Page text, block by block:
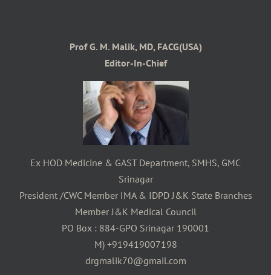
Prof G. M. Malik, MD, FACG(USA)
Editor-In-Chief
Ex HOD Medicine & GAST Department, SMHS, GMC
Srinagar
President /CWC Member IMA & IDPD J&K State Branches
Member J&K Medical Council
PO Box : 884-GPO Srinagar 190001
M) +919419007198
drgmalik70@gmail.com